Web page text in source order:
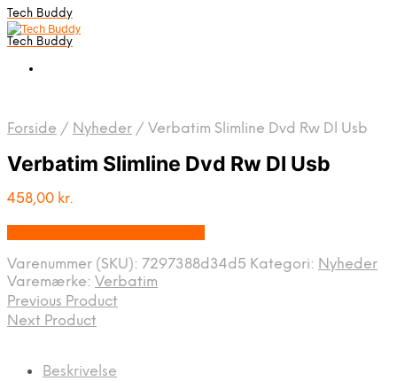
Tech Buddy
Tech Buddy
Forside / Nyheder / Verbatim Slimline Dvd Rw Dl Usb
Verbatim Slimline Dvd Rw Dl Usb
458,00 kr.
Varenummer (SKU): 7297388d34d5 Kategori: Nyheder
Varemærke: Verbatim
Previous Product
Next Product
Beskrivelse